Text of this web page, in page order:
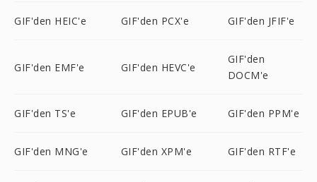
GIF'den HEIC'e GIF'den PCX'e GIF'den JFIF'e
GIF'den EMF'e GIF'den HEVC'e
GIF'den
DOCM'e
GIF'den TS'e GIF'den EPUB'e GIF'den PPM'e
GIF'den MNG'e GIF'den XPM'e GIF'den RTF'e